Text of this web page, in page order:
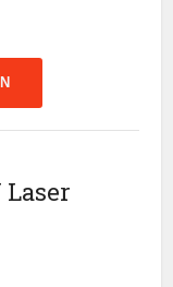
Laser